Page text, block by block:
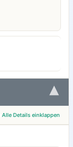
▾
Alle Details einklappen